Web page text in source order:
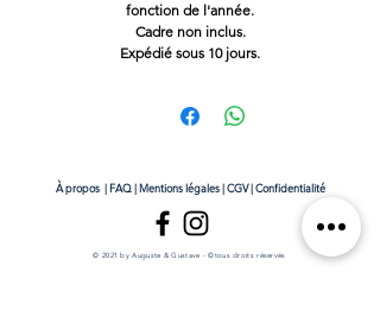
fonction de l'année.
Cadre non inclus.
Expédié sous 10 jours.
À propos| FAQ|Mentions légales|CGV|Confidentialité
© 2021 by Auguste & Gustave - ©tous droits réservés